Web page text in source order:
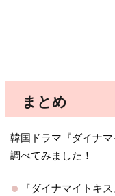
まとめ
韓国ドラマ『ダイナ
調べてみました！
『ダイナマイトキ